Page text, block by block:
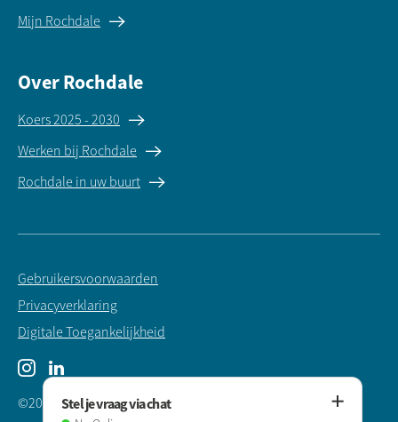
Mijn Rochdale
Over Rochdale
Koers 2025 - 2030
Werken bij Rochdale
Rochdale in uw buurt
©2025 Rochdale Woningstichting
Gebruikersvoorwaarden
Privacyverklaring
Digitale Toegankelijkheid
InstagramLinkedIn
Stel je vraag via chat